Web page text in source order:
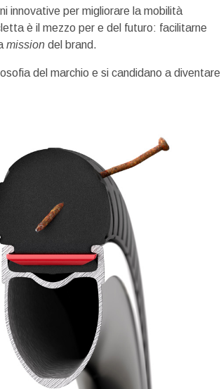
innovative per migliorare la mobilità
è il mezzo per e del futuro: facilitarne
mission del brand.
del marchio e si candidano a diventare